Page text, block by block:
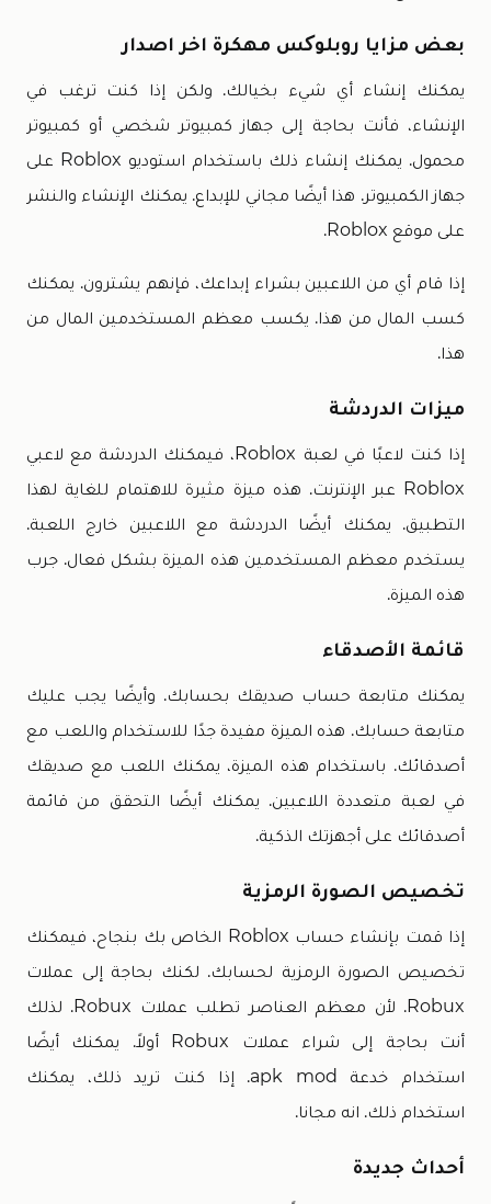
بعض مزايا روبلوکس مهكرة اخر اصدار
يمكنك إنشاء أي شيء بخيالك. ولكن إذا كنت ترغب في
الإنشاء، فأنت بحاجة إلى جهاز كمبيوتر شخصي أو كمبيوتر
محمول. يمكنك إنشاء ذلك باستخدام استوديو Roblox على
جهاز الكمبيوتر. هذا أيضًا مجاني للإبداع. يمكنك الإنشاء والنشر
على موقع Roblox.
إذا قام أي من اللاعبين بشراء إبداعك، فإنهم يشترون. يمكنك
كسب المال من هذا. يكسب معظم المستخدمين المال من
هذا.
ميزات الدردشة
إذا كنت لاعبًا في لعبة Roblox، فيمكنك الدردشة مع لاعبي
Roblox عبر الإنترنت. هذه ميزة مثيرة للاهتمام للغاية لهذا
التطبيق. يمكنك أيضًا الدردشة مع اللاعبين خارج اللعبة.
يستخدم معظم المستخدمين هذه الميزة بشكل فعال. جرب
هذه الميزة.
قائمة الأصدقاء
يمكنك متابعة حساب صديقك بحسابك. وأيضًا يجب عليك
متابعة حسابك. هذه الميزة مفيدة جدًا للاستخدام واللعب مع
أصدقائك. باستخدام هذه الميزة، يمكنك اللعب مع صديقك
في لعبة متعددة اللاعبين. يمكنك أيضًا التحقق من قائمة
أصدقائك على أجهزتك الذكية.
تخصيص الصورة الرمزية
إذا قمت بإنشاء حساب Roblox الخاص بك بنجاح، فيمكنك
تخصيص الصورة الرمزية لحسابك. لكنك بحاجة إلى عملات
Robux. لأن معظم العناصر تطلب عملات Robux. لذلك
أنت بحاجة إلى شراء عملات Robux أولاً. يمكنك أيضًا
استخدام خدعة apk mod. إذا كنت تريد ذلك، يمكنك
استخدام ذلك. انه مجانا.
أحداث جديدة